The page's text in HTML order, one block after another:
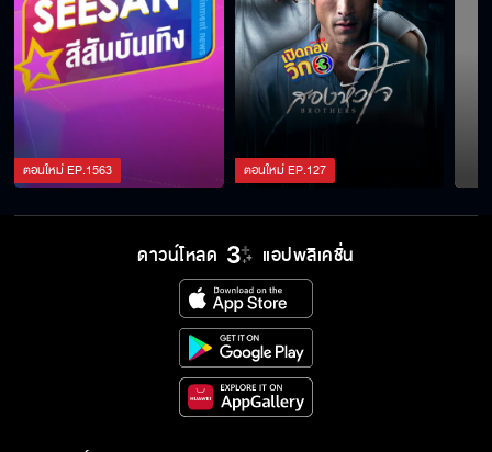
ตอนใหม่EP.1563 ตอนใหม่EP.127
ดาวน์โหลด แอปพลิเคชั่น